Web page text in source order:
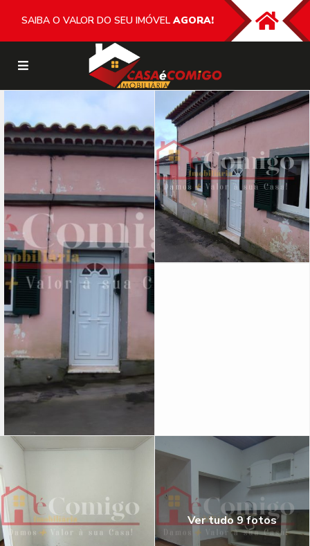
SAIBA O VALOR DO SEU IMÓVEL AGORA!
Ver tudo 9 fotos